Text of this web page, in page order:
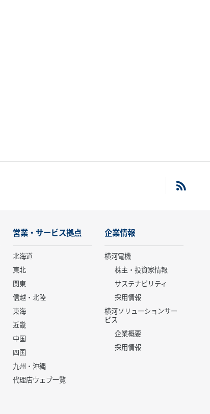
営業・サービス拠点
北海道
東北
関東
信越・北陸
東海
近畿
中国
四国
九州・沖縄
代理店ウェブ一覧
企業情報
横河電機
株主・投資家情報
サステナビリティ
採用情報
横河ソリューションサー
ビス
企業概要
採用情報